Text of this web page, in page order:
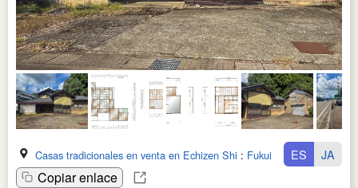
Casas tradicionales en venta en Echizen Shi : Fukui Ken
Copiar enlace
ES JA